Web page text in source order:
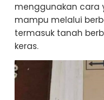
menggunakan cara
mampu melalui
termasuk tanah
keras.